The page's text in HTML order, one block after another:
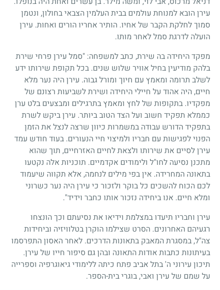
עירן הובא למנוחת עולמים בבית העלמין הצבאי בחולון, ונטמן
סמוך לחלקת הקבר של אחיו. הותיר אחריו הורים ואחות. עירן
הועלה לדרגת סמל לאחר מותו.
מפקד היחידה בה שירת, כתב למשפחה: "סמל עירן פרחי שירת
בלהק מודיעין בחיל אוויר שלוש שנים. בכל תקופת שירותו ידע
לשלב תרומה ומאמץ עם חיוך ומורל גבוה. עירן היה נער מלא
חיים, היה אהוד על חיילי היחידה ושירת לשביעות רצונם של
מפקדיו. בתקופות של לחץ ומאמץ בתרגילים ומבצעים בלט ערן
כממלא תפקיד חשוב ועל הצד הטוב ביותר. עירן ביקש לשרת
בתפקיד הדורש עבודה במשמרות כיוון שרצה לנצל את הזמן
הפנוי לפגישות עם חבריו ולמיצוי חיי הנעורים. בעוד חודש עמד
עירן לסיים את שירותו ולצאת לחיים האזרחיים, תוך שהוא
מתכנן נסיעה לחו"ל ולימודים אקדמיים. תוכניות אלה נקטעו
בתאונה המחרידה. אין בפי מילים לנחמה, אלא תקווה שיעמוד
לכם הכוח להשכים כל בוקר ולזכור כי עירן היה נער כשרוני
ומלא חיים. אנו ביחידה נזכור אותו כחבר וידיד".
עירן וחבריו תיעדו במצלמת וידיאו את נסיעתם וכך הונצחו
רגעיהם האחרונים. הסרט שצילמו הוקרן בטלוויזיה וביחידות
צה"ל, במסגרת המאבק בתאונות הדרכים. לאחר האסון התפרסמו
בעיתונות כתבות אודות התאונה ובהן גם סיפור חייו של עירן.
תיכון עירוני ה' בתל אביב פתח כיתה ללימודי גיאוגרפיה וספרייה
על שמם של עירן ואבי, בוגרי בית-הספר.